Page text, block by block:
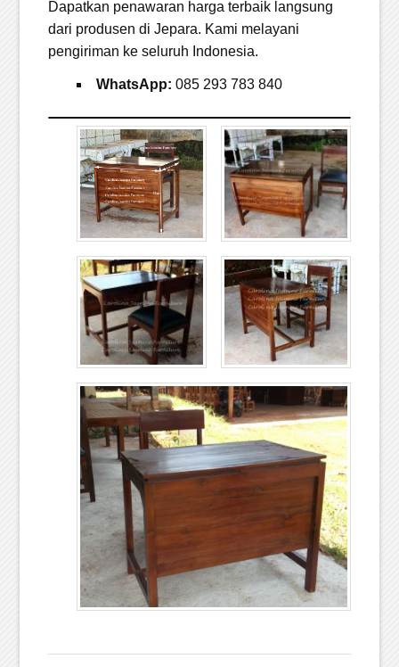
Dapatkan penawaran harga terbaik langsung
dari produsen di Jepara. Kami melayani
pengiriman ke seluruh Indonesia.
WhatsApp: 085 293 783 840